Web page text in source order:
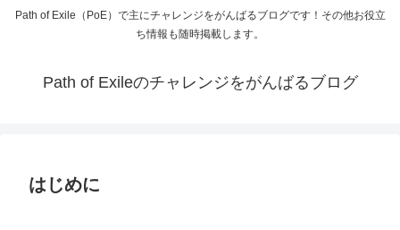
Path of Exile（PoE）で主にチャレンジをがんばるブログです！その他お役立
ち情報も随時掲載します。
Path of Exileのチャレンジをがんばるブログ
はじめに